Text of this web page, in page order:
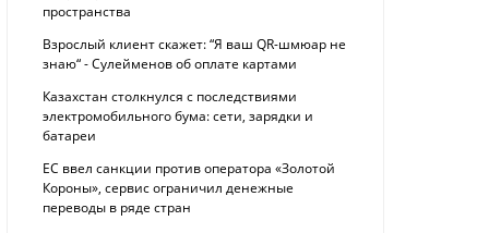
пространства
Взрослый клиент скажет: “Я ваш QR-шмюар не
знаю“ - Сулейменов об оплате картами
Казахстан столкнулся с последствиями
электромобильного бума: сети, зарядки и
батареи
ЕС ввел санкции против оператора «Золотой
Короны», сервис ограничил денежные
переводы в ряде стран